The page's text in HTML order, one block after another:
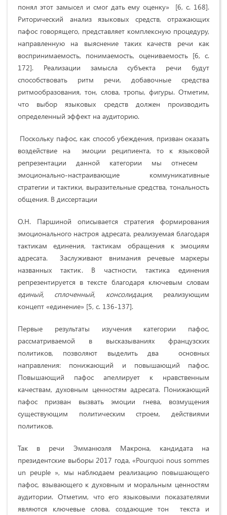
понял этот замысел и смог дать ему оценку» [6, c. 168].
Риторический анализ языковых средств, отражающих
пафос говорящего, представляет комплексную процедуру,
направленную на выяснение таких качеств речи как
воспринимаемость, понимаемость, оцениваемость [6, c.
172]. Реализации замысла субъекта речи будут
способствовать ритм речи, добавочные средства
ритмообразования, тон, слова, тропы, фигуры. Отметим,
что выбор языковых средств должен производить
определенный эффект на аудиторию.
Поскольку пафос, как способ убеждения, призван оказать
воздействие на эмоции реципиента, то к языковой
репрезентации данной категории мы отнесем
эмоционально-настраивающие коммуникативные
стратегии и тактики, выразительные средства, тональность
общения. В диссертации
О.Н. Паршиной описывается стратегия формирования
эмоционального настроя адресата, реализуемая благодаря
тактикам единения, тактикам обращения к эмоциям
адресата. Заслуживают внимания речевые маркеры
названных тактик. В частности, тактика единения
репрезентируется в тексте благодаря ключевым словам
единый, сплоченный, консолидация, реализующим
концепт «единение» [5, c. 136-137].
Первые результаты изучения категории пафос,
рассматриваемой в высказываниях французских
политиков, позволяют выделить два основных
направления: понижающий и повышающий пафос.
Повышающий пафос апеллирует к нравственным
качествам, духовным ценностям адресата. Понижающий
пафос призван вызвать эмоции гнева, возмущения
существующим политическим строем, действиями
политиков.
Так в речи Эмманюэля Макрона, кандидата на
президентские выборы 2017 года, «Pourquoi nous sommes
un peuple », мы наблюдаем реализацию повышающего
пафос, взывающего к духовным и моральным ценностям
аудитории. Отметим, что его языковыми показателями
являются ключевые слова, создающие тон текста и